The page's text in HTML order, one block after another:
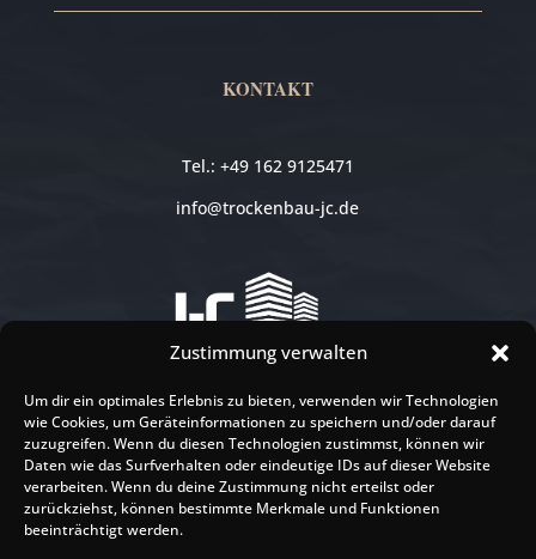
Zustimmung verwalten
Um dir ein optimales Erlebnis zu bieten, verwenden wir Technologien
wie Cookies, um Geräteinformationen zu speichern und/oder darauf
zuzugreifen. Wenn du diesen Technologien zustimmst, können wir
Daten wie das Surfverhalten oder eindeutige IDs auf dieser Website
verarbeiten. Wenn du deine Zustimmung nicht erteilst oder
zurückziehst, können bestimmte Merkmale und Funktionen
beeinträchtigt werden.
KONTAKT
Tel.: +49 162 9125471
info@trockenbau-jc.de
DIVI ATTORNEY
ADRESSE